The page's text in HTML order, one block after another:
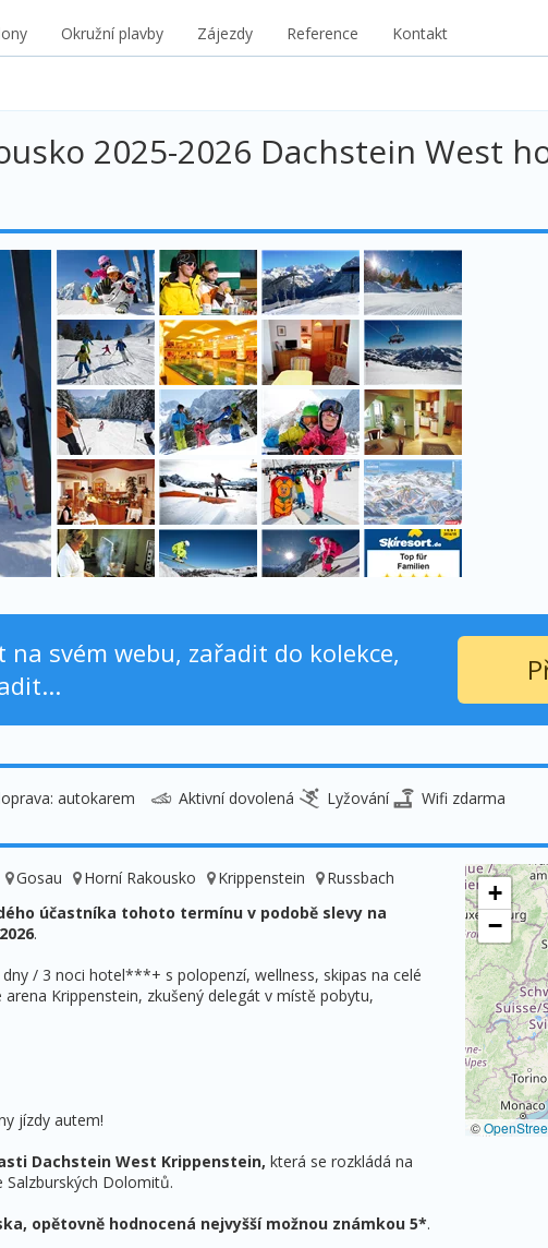
Okružní plavby Zájezdy Reference Kontakt
2025-2026 Dachstein West
na svém webu, zařadit do kolekce,
autokarem Aktivní dovolená Lyžování Wifi zdarma
+
−
©
Gosau Horní Rakousko Krippenstein
Russbach
účastníka tohoto termínu v podobě slevy na
.
/ 3 noci hotel***+ s polopenzí, wellness, skipas na celé
Krippenstein, zkušený delegát v místě pobytu,
jízdy autem!
Dachstein West Krippenstein, která se rozkládá na
Dolomitů.
opětovně hodnocená nejvyšší možnou známkou 5*.